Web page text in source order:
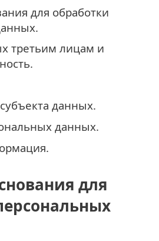
для обработки
третьим лицам и
данных.
данных.
для